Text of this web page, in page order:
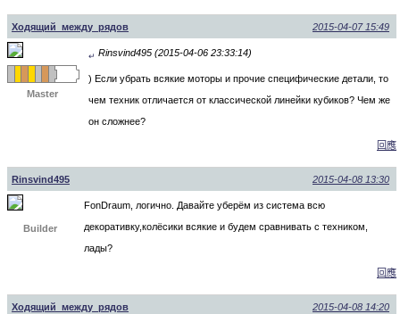
Ходящий_между_рядов 2015-04-07 15:49
Master
↵ Rinsvind495 (2015-04-06 23:33:14)
) Если убрать всякие моторы и прочие специфические детали, то
чем техник отличается от классической линейки кубиков? Чем же
он сложнее?
回應
Rinsvind495 2015-04-08 13:30
Builder
FonDraum, логично. Давайте уберём из система всю
декоративку,колёсики всякие и будем сравнивать с техником,
лады?
回應
Ходящий_между_рядов 2015-04-08 14:20